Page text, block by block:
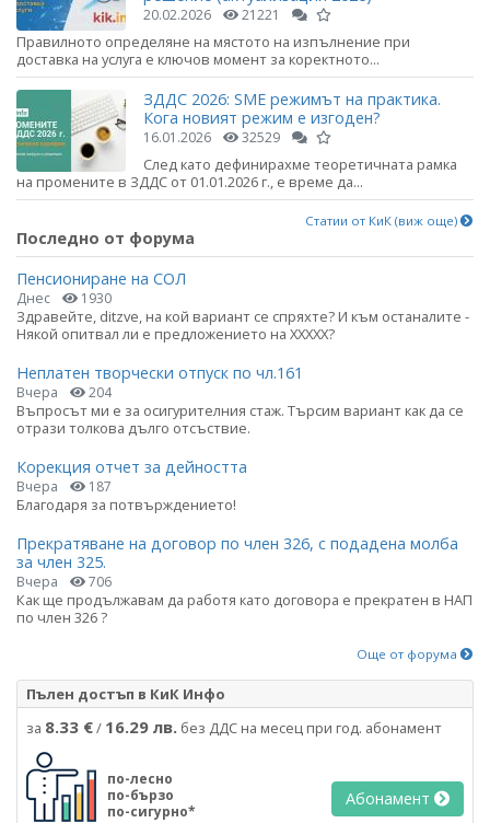
20.02.2026 21221
Правилното определяне на мястото на изпълнение при
доставка на услуга е ключов момент за коректното...
ЗДДС 2026: SME режимът на практика.
Кога новият режим е изгоден?
16.01.2026 32529
След като дефинирахме теоретичната рамка
на промените в ЗДДС от 01.01.2026 г., е време да...
Статии от КиК (виж още)
Последно от форума
Пенсиониране на СОЛ
Днес 1930
Здравейте, ditzve, на кой вариант се спряхте? И към останалите -
Някой опитвал ли е предложението на ХХХХХ?
Неплатен творчески отпуск по чл.161
Вчера 204
Въпросът ми е за осигурителния стаж. Търсим вариант как да се
отрази толкова дълго отсъствие.
Корекция отчет за дейността
Вчера 187
Благодаря за потвърждението!
Прекратяване на договор по член 326, с подадена молба
за член 325.
Вчера 706
Как ще продължавам да работя като договора е прекратен в НАП
по член 326 ?
Още от форума
Пълен достъп в КиК Инфо
за 8.33 €/ 16.29 лв. без ДДС на месец при год. абонамент
по-лесно
по-бързо
по-сигурно*
Абонамент